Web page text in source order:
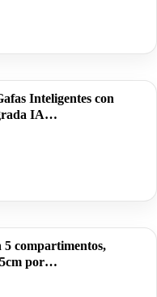
Inteligentes con
IA…
5 compartimentos,
por…